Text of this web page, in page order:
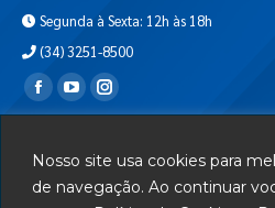
Nosso site usa cookies para
de navegação. Ao continuar
Segunda à Sexta: 12h às 18h
(34) 3251-8500
Encontre-nos em:
Departamento de T.I.